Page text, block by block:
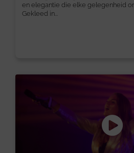
en elegantie die elke gelegenheid
Gekleed in...